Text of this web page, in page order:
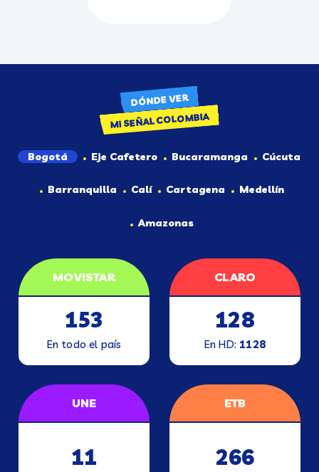
DÓNDE VER
MI SEÑAL COLOMBIA
Bogotá Eje Cafetero Bucaramanga Cúcuta
Barranquilla Calí Cartagena Medellín
Amazonas
MOVISTAR
153
En todo el país
CLARO
128
En HD:1128
UNE
11
ETB
266